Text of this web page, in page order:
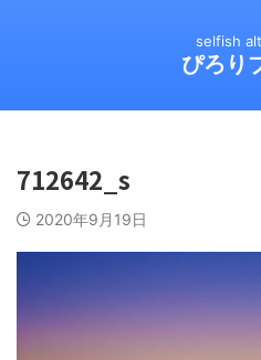
selfish
ぴろり
712642_s
2020年9月19日